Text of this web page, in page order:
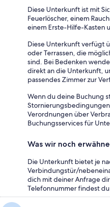
Diese Unterkunft ist mit
Feuerlöscher, einem
einem Erste-Hilfe-Kasten
Diese Unterkunft verfügt
oder Terrassen, die
sind. Bei Bedenken
direkt an die Unterkunft,
passendes Zimmer zur
Wenn du deine Buchung
Verordnungen über
Buchungsservices für
Was wir noch
Die Unterkunft bietet je
Verbindungstür/
dich mit deiner Anfrage
Telefonnummer findest